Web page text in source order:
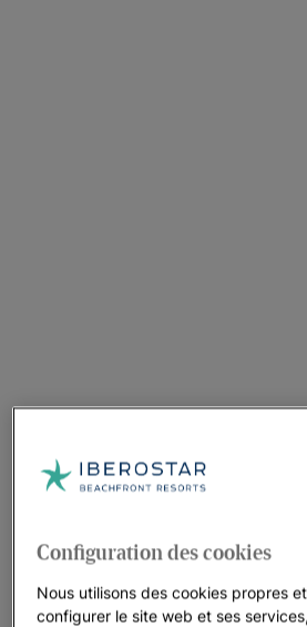
Configuration des cookies
Nous utilisons des cookies propres
configurer le site web et ses